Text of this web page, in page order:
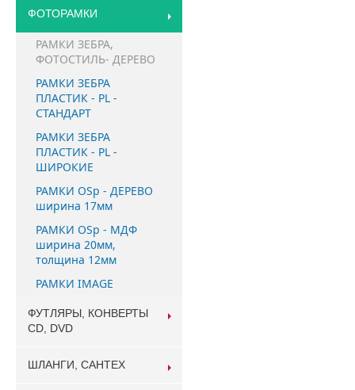
ФОТОРАМКИ
РАМКИ ЗЕБРА,
ФОТОСТИЛЬ- ДЕРЕВО
РАМКИ ЗЕБРА
ПЛАСТИК - PL -
СТАНДАРТ
РАМКИ ЗЕБРА
ПЛАСТИК - PL -
ШИРОКИЕ
РАМКИ OSp - ДЕРЕВО
ширина 17мм
РАМКИ OSp - МДФ
ширина 20мм,
толщина 12мм
РАМКИ IMAGE
ФУТЛЯРЫ, КОНВЕРТЫ
CD, DVD
ШЛАНГИ, САНТЕХ